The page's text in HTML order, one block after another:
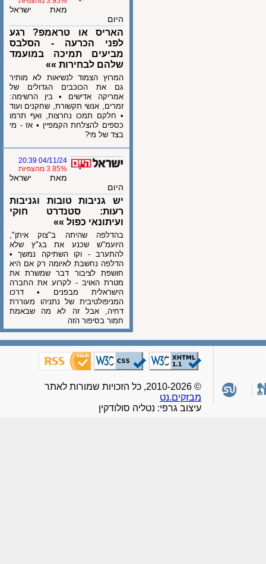
מאת ישראל
היום
האריס או טראמפ? רגע
לפני הכרעה - הסלבס
מביעים תמיכה במועמד
שלהם לבחירות »»
המרוץ הצמוד לנשיאות לא מותיר
גם את הכוכבים הגדולים של
אמריקה אדישים • בין הרשימה:
זמרים, אנשי תקשורת, שחקנים ועוד
• חלקם תמכו נחרצות, ואף תרמו
כספים להצלחת הקמפיין • אז - מי
בצד של מי?
04/11/24 20:39
3.85% מהצפיות
מאת ישראל
היום
יש גניבות טובות וגניבות
רעות: סטנדרט חוקי
ועיתונאי כפול »»
בהדלפה שהיתה ב"צוק איתן",
היועמ"ש שכנע את בג"ץ שלא
להתערב - וקו השתיקה נמשך •
הדלפה נחשבת לאיומה רק אם היא
חושפת לציבור דבר שמשרת את
מטרת האויב - לקרוע את החברה
הישראלית מבפנים • דרכו
המניפולטיבית של נתניהו מעוררת
דחיה, אבל זה לא מה שבאמת
חמור בסיפור הזה
מבזקים.נט
עיצוב גרפי: נטליה סולודקין